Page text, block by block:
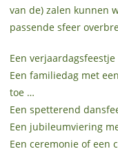
van de) zalen kunnen
passende sfeer
Een
Een familiedag met
toe …
Een spetterend
Een jubileumviering
Een ceremonie of een